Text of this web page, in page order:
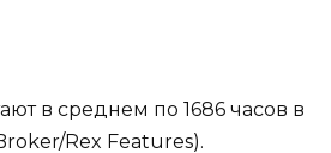
в среднем по 1686 часов в
Rex Features).